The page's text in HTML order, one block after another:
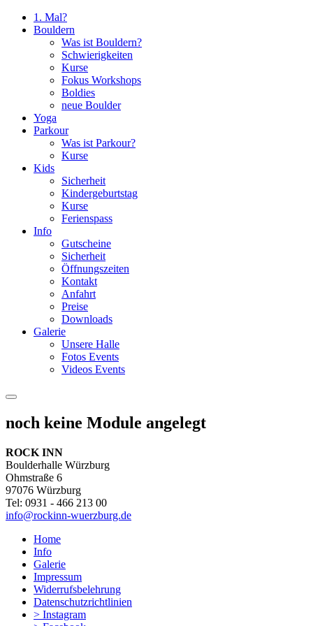
1. Mal?
Bouldern
Was ist Bouldern?
Schwierigkeiten
Kurse
Fokus Workshops
Boldies
neue Boulder
Yoga
Parkour
Was ist Parkour?
Kurse
Kids
Sicherheit
Kindergeburtstag
Kurse
Ferienspass
Info
Gutscheine
Sicherheit
Öffnungszeiten
Kontakt
Anfahrt
Preise
Downloads
Galerie
Unsere Halle
Fotos Events
Videos Events
noch keine Module angelegt
ROCK INN
Boulderhalle Würzburg
Ohmstraße 6
97076 Würzburg
Tel: 0931 - 466 213 00
info@rockinn-wuerzburg.de
Home
Info
Galerie
Impressum
Widerrufsbelehrung
Datenschutzrichtlinien
> Instagram